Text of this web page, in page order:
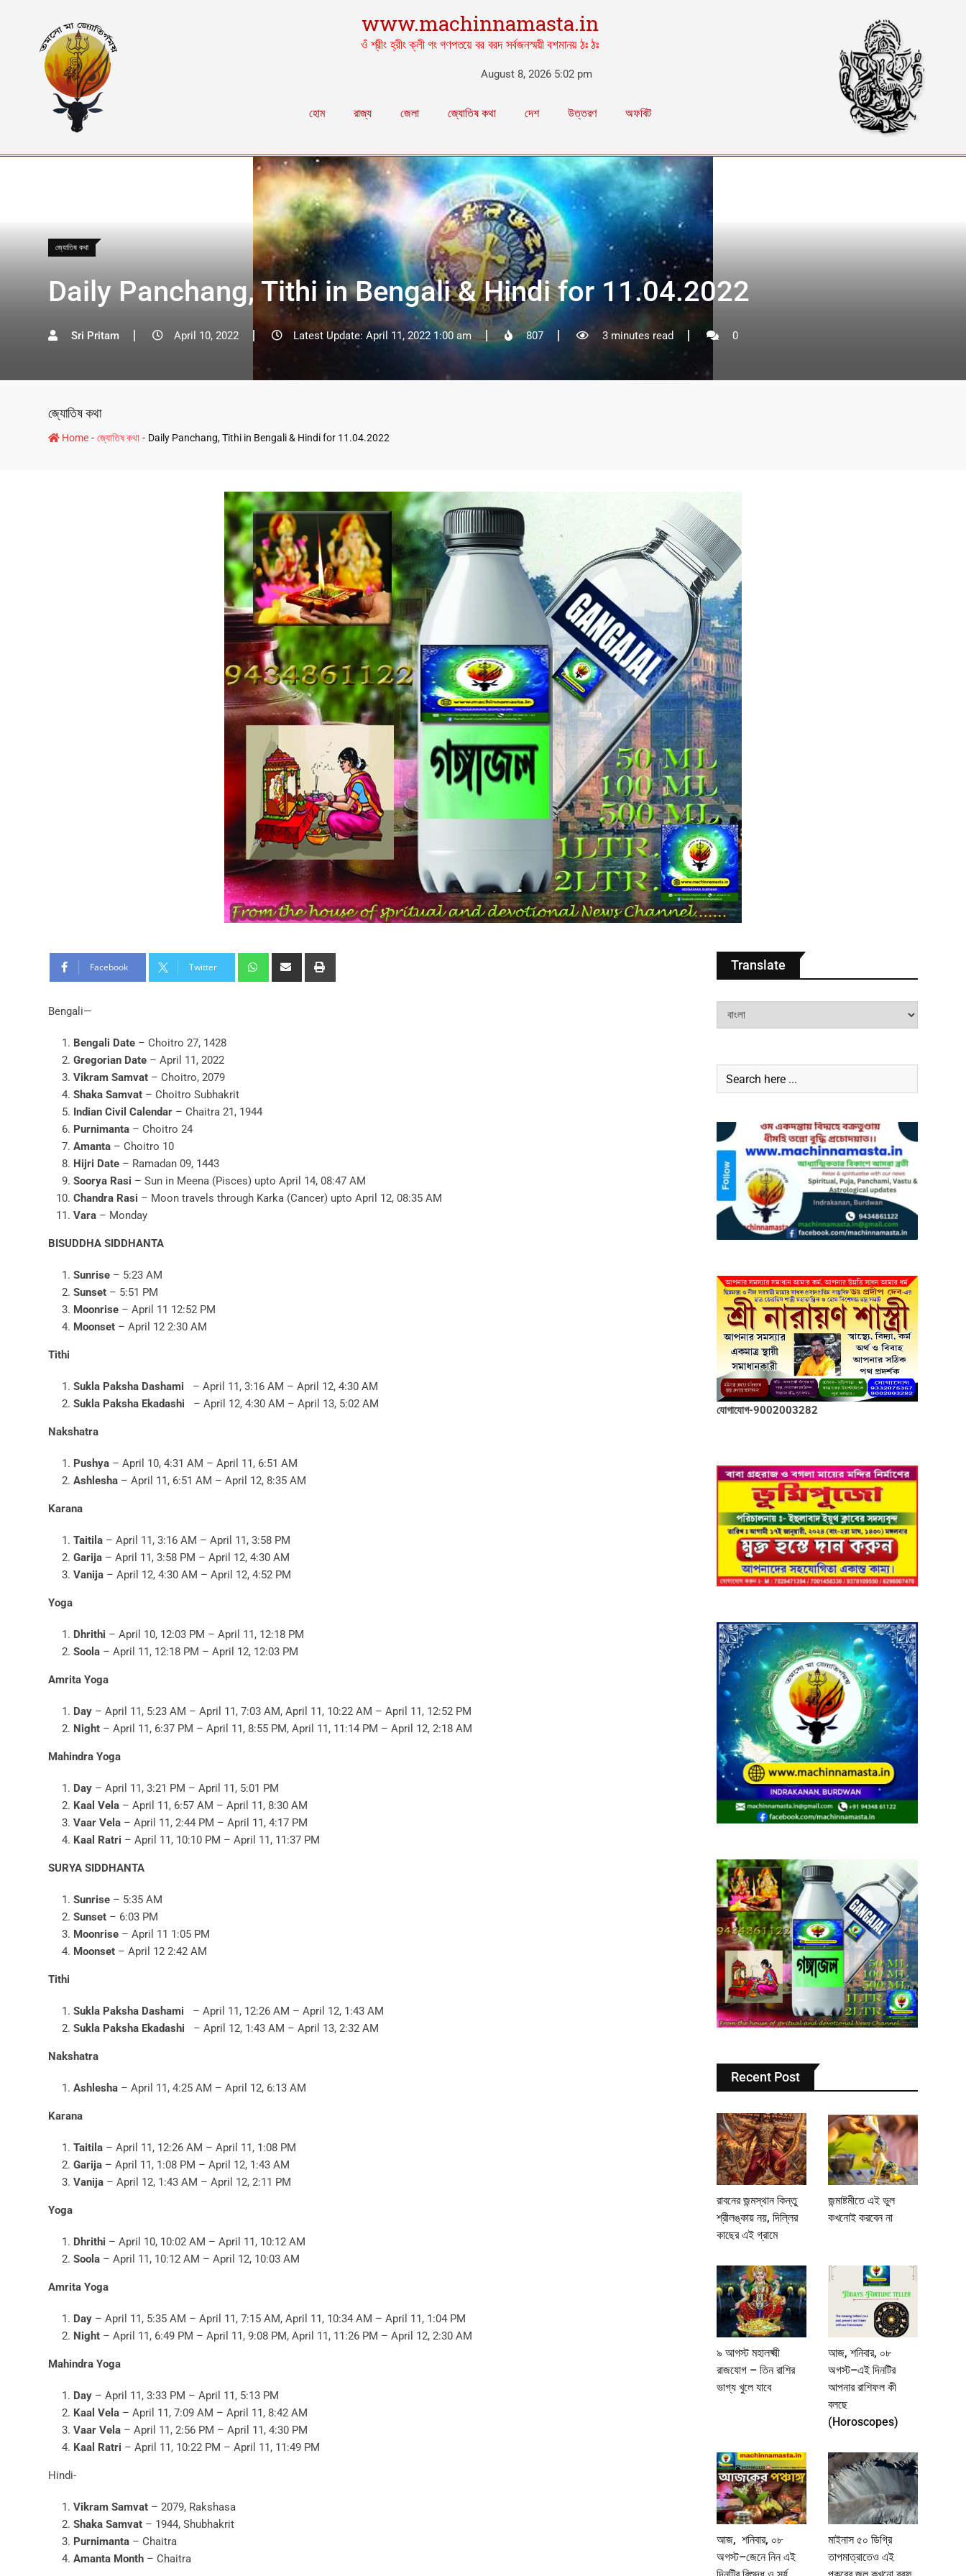
www.machinnamasta.in
ওঁ শ্রীং হ্রীং ক্লী গং গণপতয়ে বর বরদ সর্বজনস্ময়ী বশমানয় ঠঃ ঠঃ
August 8, 2026 5:02 pm
হোম রাজ্য জেলা জ্যোতিষ কথা দেশ উত্তরণ অফবিট
জ্যোতিষ কথা
Daily Panchang, Tithi in Bengali & Hindi for 11.04.2022
Sri Pritam April 10, 2022 Latest Update: April 11, 2022 1:00 am 807 3 minutes read 0
জ্যোতিষ কথা
Home - জ্যোতিষ কথা - Daily Panchang, Tithi in Bengali & Hindi for 11.04.2022
Facebook Twitter
Bengali—
Bengali Date – Choitro 27, 1428
Gregorian Date – April 11, 2022
Vikram Samvat – Choitro, 2079
Shaka Samvat – Choitro Subhakrit
Indian Civil Calendar – Chaitra 21, 1944
Purnimanta – Choitro 24
Amanta – Choitro 10
Hijri Date – Ramadan 09, 1443
Soorya Rasi – Sun in Meena (Pisces) upto April 14, 08:47 AM
Chandra Rasi – Moon travels through Karka (Cancer) upto April 12, 08:35 AM
Vara – Monday
BISUDDHA SIDDHANTA
Sunrise – 5:23 AM
Sunset – 5:51 PM
Moonrise – April 11 12:52 PM
Moonset – April 12 2:30 AM
Tithi
Sukla Paksha Dashami
– April 11, 3:16 AM – April 12, 4:30 AM
Sukla Paksha Ekadashi
– April 12, 4:30 AM – April 13, 5:02 AM
Nakshatra
Pushya – April 10, 4:31 AM – April 11, 6:51 AM
Ashlesha – April 11, 6:51 AM – April 12, 8:35 AM
Karana
Taitila – April 11, 3:16 AM – April 11, 3:58 PM
Garija – April 11, 3:58 PM – April 12, 4:30 AM
Vanija – April 12, 4:30 AM – April 12, 4:52 PM
Yoga
Dhrithi – April 10, 12:03 PM – April 11, 12:18 PM
Soola – April 11, 12:18 PM – April 12, 12:03 PM
Amrita Yoga
Day – April 11, 5:23 AM – April 11, 7:03 AM, April 11, 10:22 AM – April 11, 12:52 PM
Night – April 11, 6:37 PM – April 11, 8:55 PM, April 11, 11:14 PM – April 12, 2:18 AM
Mahindra Yoga
Day – April 11, 3:21 PM – April 11, 5:01 PM
Kaal Vela – April 11, 6:57 AM – April 11, 8:30 AM
Vaar Vela – April 11, 2:44 PM – April 11, 4:17 PM
Kaal Ratri – April 11, 10:10 PM – April 11, 11:37 PM
SURYA SIDDHANTA
Sunrise – 5:35 AM
Sunset – 6:03 PM
Moonrise – April 11 1:05 PM
Moonset – April 12 2:42 AM
Tithi
Sukla Paksha Dashami
– April 11, 12:26 AM – April 12, 1:43 AM
Sukla Paksha Ekadashi
– April 12, 1:43 AM – April 13, 2:32 AM
Nakshatra
Ashlesha – April 11, 4:25 AM – April 12, 6:13 AM
Karana
Taitila – April 11, 12:26 AM – April 11, 1:08 PM
Garija – April 11, 1:08 PM – April 12, 1:43 AM
Vanija – April 12, 1:43 AM – April 12, 2:11 PM
Yoga
Dhrithi – April 10, 10:02 AM – April 11, 10:12 AM
Soola – April 11, 10:12 AM – April 12, 10:03 AM
Amrita Yoga
Day – April 11, 5:35 AM – April 11, 7:15 AM, April 11, 10:34 AM – April 11, 1:04 PM
Night – April 11, 6:49 PM – April 11, 9:08 PM, April 11, 11:26 PM – April 12, 2:30 AM
Mahindra Yoga
Day – April 11, 3:33 PM – April 11, 5:13 PM
Kaal Vela – April 11, 7:09 AM – April 11, 8:42 AM
Vaar Vela – April 11, 2:56 PM – April 11, 4:30 PM
Kaal Ratri – April 11, 10:22 PM – April 11, 11:49 PM
Hindi-
Vikram Samvat – 2079, Rakshasa
Shaka Samvat – 1944, Shubhakrit
Purnimanta – Chaitra
Amanta Month – Chaitra
Translate
যোগাযোগ-9002003282
Recent Post
রাবনের জন্মস্থান কিন্তু
শ্রীলঙ্কায় নয়, দিল্লির
কাছের এই গ্রামে
জন্মাষ্টমীতে এই ভুল
কখনোই করবেন না
৯ আগস্ট মহালক্ষ্মী
রাজযোগ – তিন রাশির
ভাগ্য খুলে যাবে
আজ, শনিবার, ০৮
অগস্ট–এই দিনটির
আপনার রাশিফল কী
বলছে
(Horoscopes)
আজ, শনিবার, ০৮
অগস্ট–জেনে নিন এই
মাইনাস ৫০ ডিগ্রি
তাপমাত্রাতেও এই